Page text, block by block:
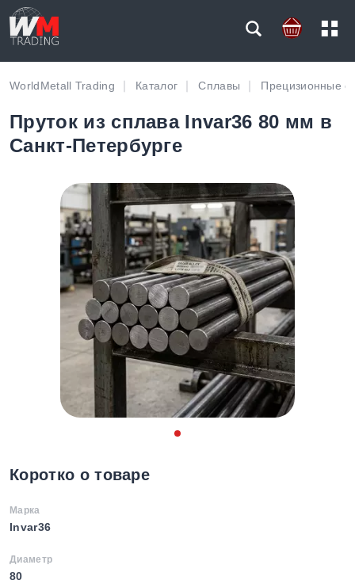
WorldMetall Trading Каталог Сплавы Прецизионные
Пруток из сплава Invar36 80 мм в
Санкт-Петербурге
Коротко о товаре
Марка
Invar36
Диаметр
80